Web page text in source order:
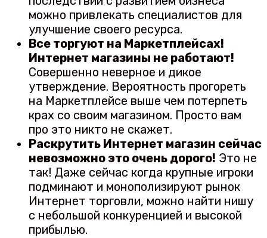
можно привлекать специалистов для
улучшение своего ресурса.
Все торгуют на Маркетплейсах!
Интернет магазины не работают!
Совершенно неверное и дикое
утверждение. Вероятность прогореть
на Маркетплейсе выше чем потерпеть
крах со своим магазином. Просто вам
про это никто не скажет.
Раскрутить Интернет магазин сейчас
невозможно это очень дорого! Это не
так! Даже сейчас когда крупные игроки
подминают и монополизируют рынок
Интернет торговли, можно найти нишу
с небольшой конкуренцией и высокой
прибылью.